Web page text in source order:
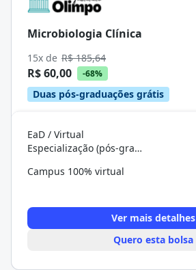
Microbiologia Clínica
15x de R$ 185,64
R$ 60,00 -68%
Duas pós-graduações grátis
EaD / Virtual
Especialização (pós-graduação)
Campus 100% virtual
Ver mais detalhes
Quero esta bolsa